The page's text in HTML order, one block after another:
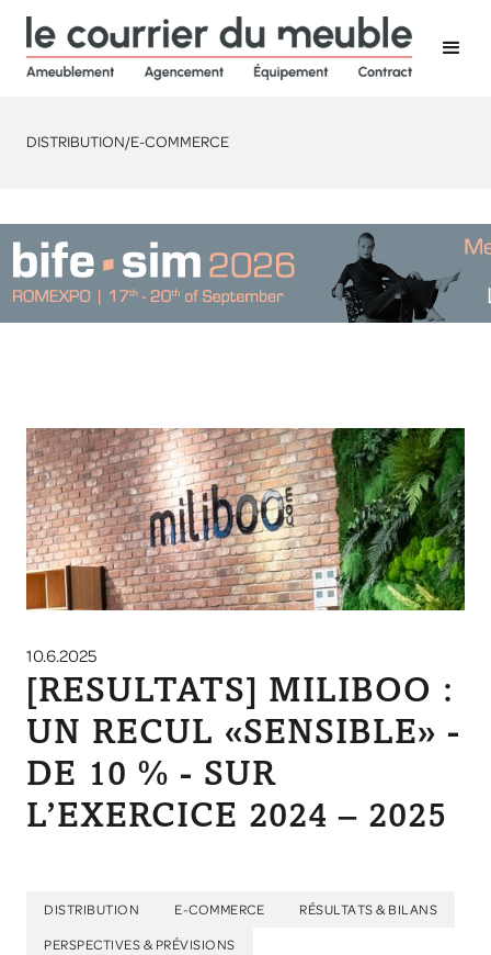
DISTRIBUTION/E-COMMERCE
10.6.2025
[RESULTATS] MILIBOO :
UN RECUL «SENSIBLE» -
DE 10 % - SUR
L’EXERCICE 2024 – 2025
DISTRIBUTION E-COMMERCE RÉSULTATS & BILANS
PERSPECTIVES & PRÉVISIONS